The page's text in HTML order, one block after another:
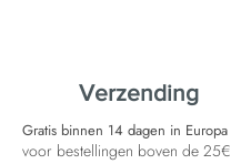
Verzending
Gratis binnen 14 dagen in Europa
voor bestellingen boven de 25€